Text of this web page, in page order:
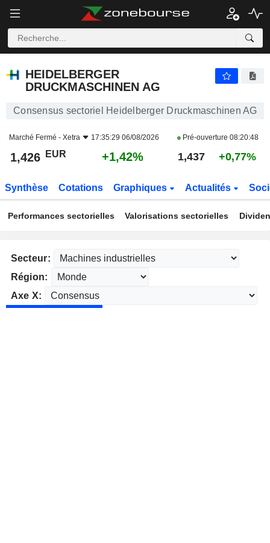
HEIDELBERGER
DRUCKMASCHINEN AG
Consensus sectoriel Heidelberger Druckmaschinen AG
Marché Fermé - Xetra 17:35:29 06/08/2026 Pré-ouverture 08:20:48
1,426 EUR +1,42% 1,437 +0,77%
Synthèse Cotations Graphiques Actualités
Performances sectorielles Valorisations sectorielles
Secteur:
Région:
Axe X: